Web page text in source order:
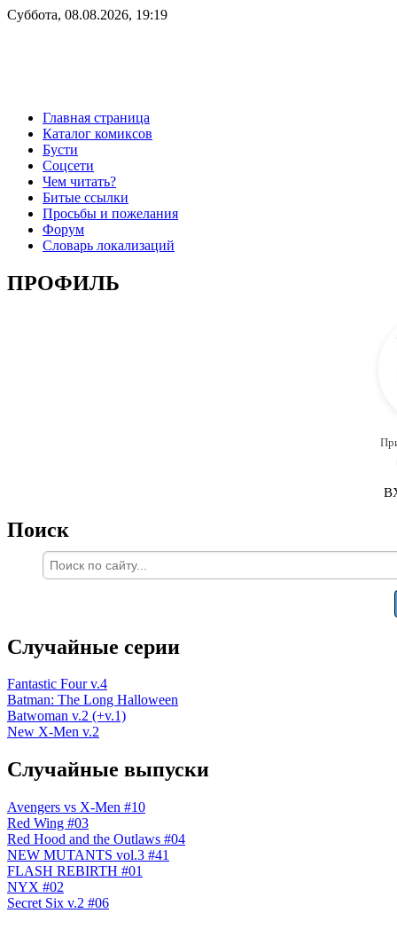
Суббота, 08.08.2026, 19:19
Главная страница
Каталог комиксов
Бусти
Соцсети
Чем читать?
Битые ссылки
Просьбы и пожелания
Форум
Словарь локализаций
ПРОФИЛЬ
Поиск
Случайные серии
Fantastic Four v.4
Batman: The Long Halloween
Batwoman v.2 (+v.1)
New X-Men v.2
Случайные выпуски
Avengers vs X-Men #10
Red Wing #03
Red Hood and the Outlaws #04
NEW MUTANTS vol.3 #41
FLASH REBIRTH #01
NYX #02
Secret Six v.2 #06